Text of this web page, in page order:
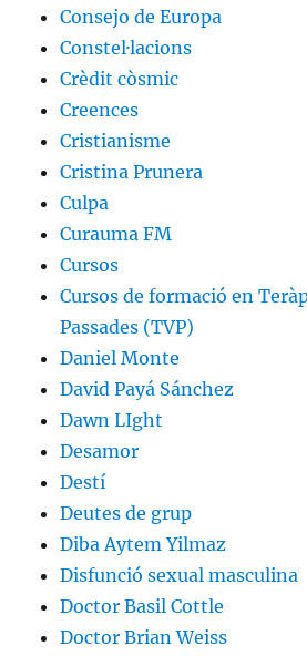
Consejo de Europa
Constel·lacions
Crèdit còsmic
Creences
Cristianisme
Cristina Prunera
Culpa
Curauma FM
Cursos
Cursos de formació en
Passades (TVP)
Daniel Monte
David Payá Sánchez
Dawn LIght
Desamor
Destí
Deutes de grup
Diba Aytem Yilmaz
Disfunció sexual masculina
Doctor Basil Cottle
Doctor Brian Weiss